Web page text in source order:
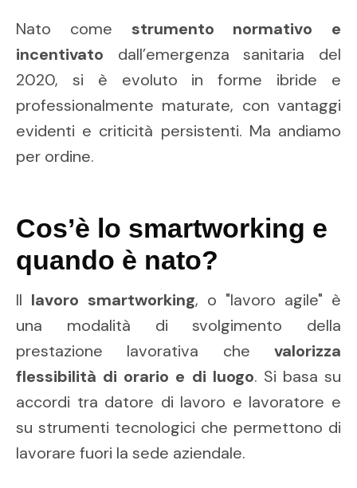
Nato come strumento normativo e
incentivato dall’emergenza sanitaria del
2020, si è evoluto in forme ibride e
professionalmente maturate, con vantaggi
evidenti e criticità persistenti. Ma andiamo
per ordine.
Cos’è lo smartworking e
quando è nato?
Il lavoro smartworking, o "lavoro agile" è
una modalità di svolgimento della
prestazione lavorativa che valorizza
flessibilità di orario e di luogo. Si basa su
accordi tra datore di lavoro e lavoratore e
su strumenti tecnologici che permettono di
lavorare fuori la sede aziendale.